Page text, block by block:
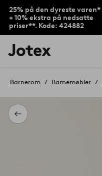
25% på den dyreste varen*
+ 10% ekstra på nedsatte
priser**. Kode: 424882
Jotex’
logo
til
Tilbake
Barnerom Barnemøbler